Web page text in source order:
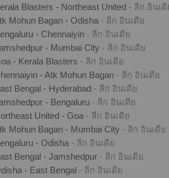
Blasters - Northeast United - ลีก อินเ
Mohun Bagan - Odisha - ลีก อินเดีย
- Chennaiyin - ลีก อินเดีย
- Mumbai City - ลีก อินเดีย
- Kerala Blasters - ลีก อินเดีย
- Atk Mohun Bagan - ลีก อินเดีย
Bengal - Hyderabad - ลีก อินเดีย
- Bengaluru - ลีก อินเดีย
United - Goa - ลีก อินเดีย
Mohun Bagan - Mumbai City - ลีก อินเดีย
- Odisha - ลีก อินเดีย
Bengal - Jamshedpur - ลีก อินเดีย
- East Bengal - ลีก อินเดีย